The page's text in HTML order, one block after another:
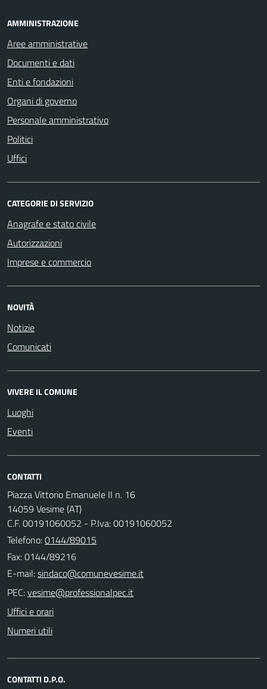
AMMINISTRAZIONE
Aree amministrative
Documenti e dati
Enti e fondazioni
Organi di governo
Personale amministrativo
Politici
Uffici
CATEGORIE DI SERVIZIO
Anagrafe e stato civile
Autorizzazioni
Imprese e commercio
NOVITÀ
Notizie
Comunicati
VIVERE IL COMUNE
Luoghi
Eventi
CONTATTI
Piazza Vittorio Emanuele II n. 16
14059 Vesime (AT)
C.F. 00191060052 - P.Iva: 00191060052
Telefono:0144/89015
Fax: 0144/89216
E-mail:
PEC:
Uffici e orari
Numeri utili
CONTATTI D.P.O.